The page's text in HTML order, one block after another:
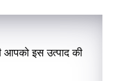
आपको इस उत्पाद की